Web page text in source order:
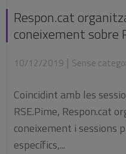
Respon.cat
coneixement sobre
10/12/2019 | Sense
Coincidint amb les
RSE.Pime, Respon.cat
coneixement i sessions
específics,...